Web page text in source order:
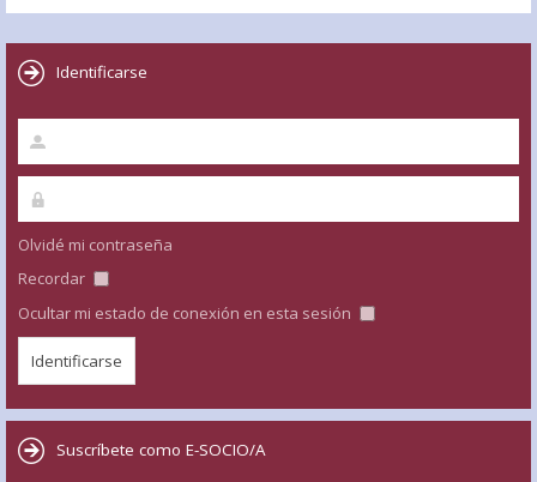
Identificarse
Olvidé mi contraseña
Recordar
Ocultar mi estado de conexión en esta sesión
Suscríbete como E-SOCIO/A